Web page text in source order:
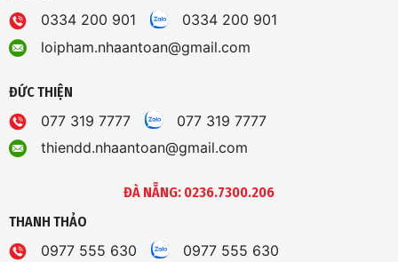
0334 200 901
0334 200 901
loipham.nhaantoan@gmail.com
ĐỨC THIỆN
077 319 7777
077 319 7777
thiendd.nhaantoan@gmail.com
ĐÀ NẴNG: 0236.7300.206
THANH THẢO
0977 555 630
0977 555 630